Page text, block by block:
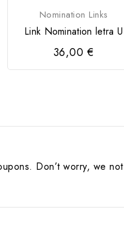
Nomination Links
Link Nomination letra U
36,00 €
Don’t worry, we not